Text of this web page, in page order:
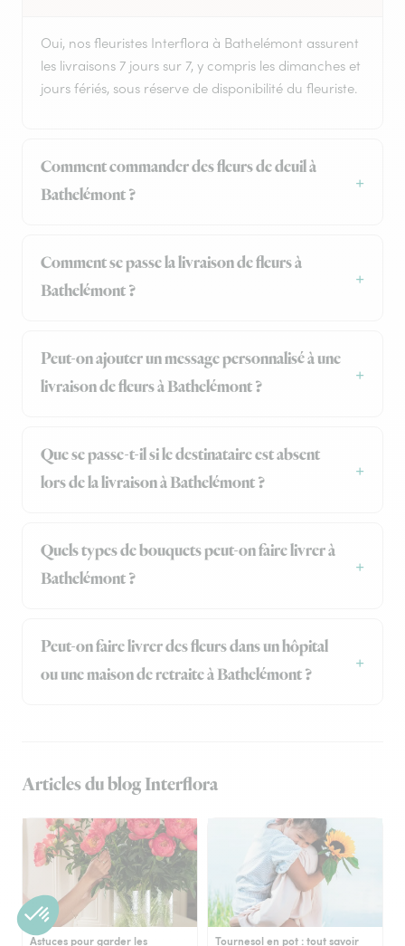
Oui, nos fleuristes Interflora à Bathelémont assurent
les livraisons 7 jours sur 7, y compris les dimanches et
jours fériés, sous réserve de disponibilité du fleuriste.
Comment commander des fleurs de deuil à
Bathelémont ?
Comment se passe la livraison de fleurs à
Bathelémont ?
Peut-on ajouter un message personnalisé à une
livraison de fleurs à Bathelémont ?
Que se passe-t-il si le destinataire est absent
lors de la livraison à Bathelémont ?
Quels types de bouquets peut-on faire livrer à
Bathelémont ?
Peut-on faire livrer des fleurs dans un hôpital
ou une maison de retraite à Bathelémont ?
Articles du blog Interflora
Astuces pour garder les Tournesol en pot : tout savoir